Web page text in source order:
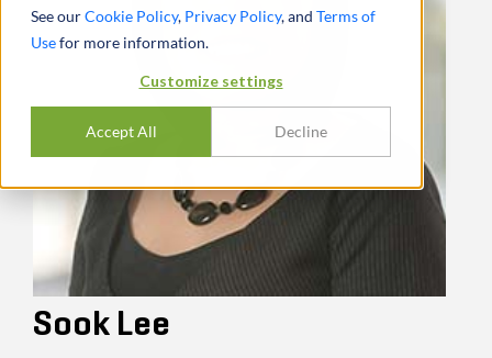
See ourCookie Policy, Privacy Policy, and Terms of
Usefor more information.
Customize settings
Accept All Decline
Sook Lee